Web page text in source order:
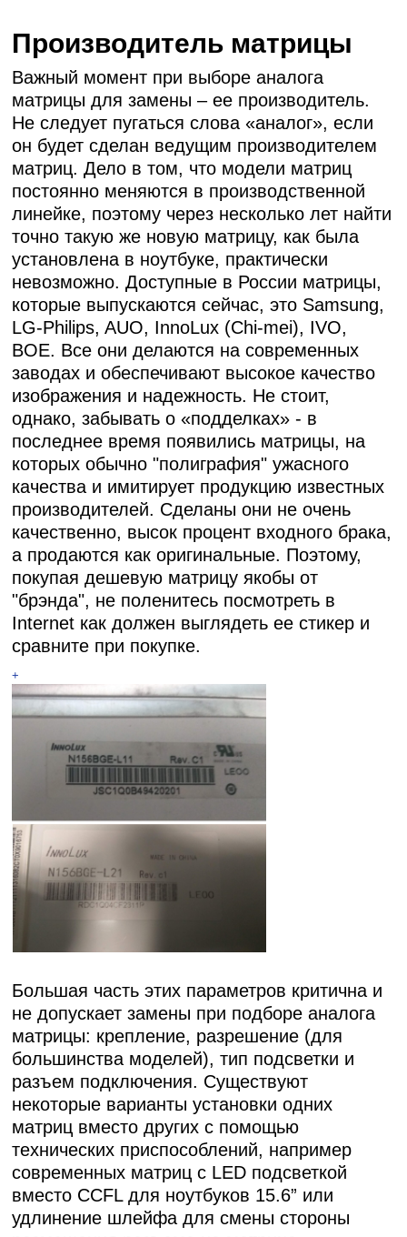
Производитель матрицы
Важный момент при выборе аналога
матрицы для замены – ее производитель.
Не следует пугаться слова «аналог», если
он будет сделан ведущим производителем
матриц. Дело в том, что модели матриц
постоянно меняются в производственной
линейке, поэтому через несколько лет найти
точно такую же новую матрицу, как была
установлена в ноутбуке, практически
невозможно. Доступные в России матрицы,
которые выпускаются сейчас, это Samsung,
LG-Philips, AUO, InnoLux (Chi-mei), IVO,
BOE. Все они делаются на современных
заводах и обеспечивают высокое качество
изображения и надежность. Не стоит,
однако, забывать о «подделках» - в
последнее время появились матрицы, на
которых обычно "полиграфия" ужасного
качества и имитирует продукцию известных
производителей. Сделаны они не очень
качественно, высок процент входного брака,
а продаются как оригинальные. Поэтому,
покупая дешевую матрицу якобы от
"брэнда", не поленитесь посмотреть в
Internet как должен выглядеть ее стикер и
сравните при покупке.
+
Большая часть этих параметров критична и
не допускает замены при подборе аналога
матрицы: крепление, разрешение (для
большинства моделей), тип подсветки и
разъем подключения. Существуют
некоторые варианты установки одних
матриц вместо других с помощью
технических приспособлений, например
современных матриц с LED подсветкой
вместо CCFL для ноутбуков 15.6” или
удлинение шлейфа для смены стороны